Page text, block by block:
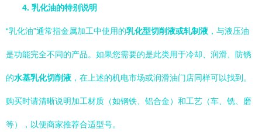
4. 乳化油的特别说明
“乳化油”通常指金属加工中使用的乳化型切削液或轧制液 ，与液压油
是功能完全不同的产品。如果您需要的是此类用于冷却、润滑、防锈
的水基乳化切削液 ，在上述的机电市场或润滑油门店同样可以找到。
购买时请清晰说明加工材质（如钢铁、铝合金）和工艺（车、铣、磨
等），以便商家推荐合适型号。